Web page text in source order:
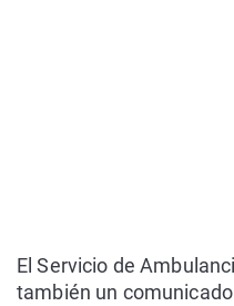
El Servicio de
también un